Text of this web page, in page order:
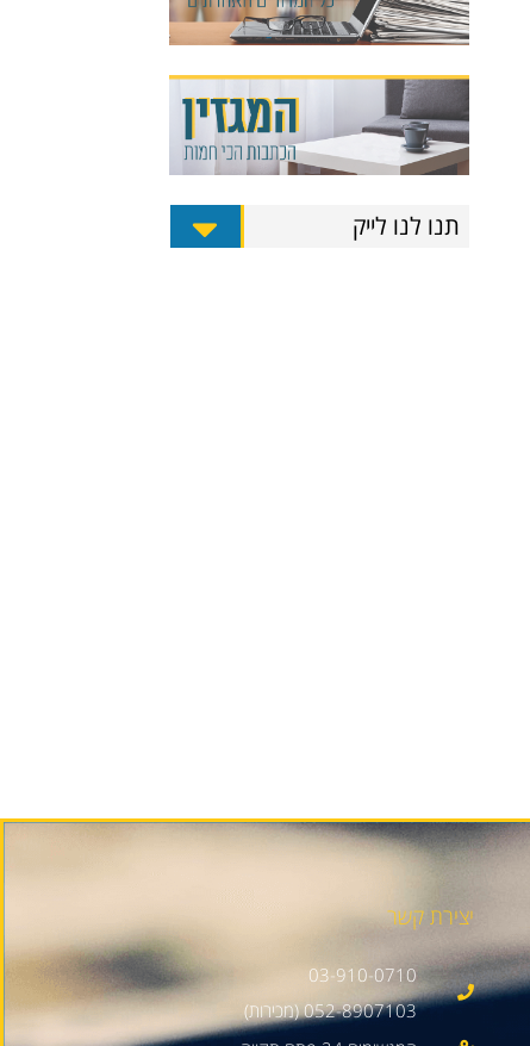
תנו לנו לייק
יצירת קשר
03-910-0710
052-8907103 (מכירות)